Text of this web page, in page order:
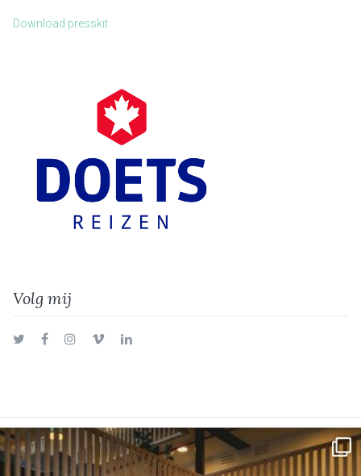
Download presskit
Volg mij
TwitterFacebookInstagram
VimeoLinkedIn